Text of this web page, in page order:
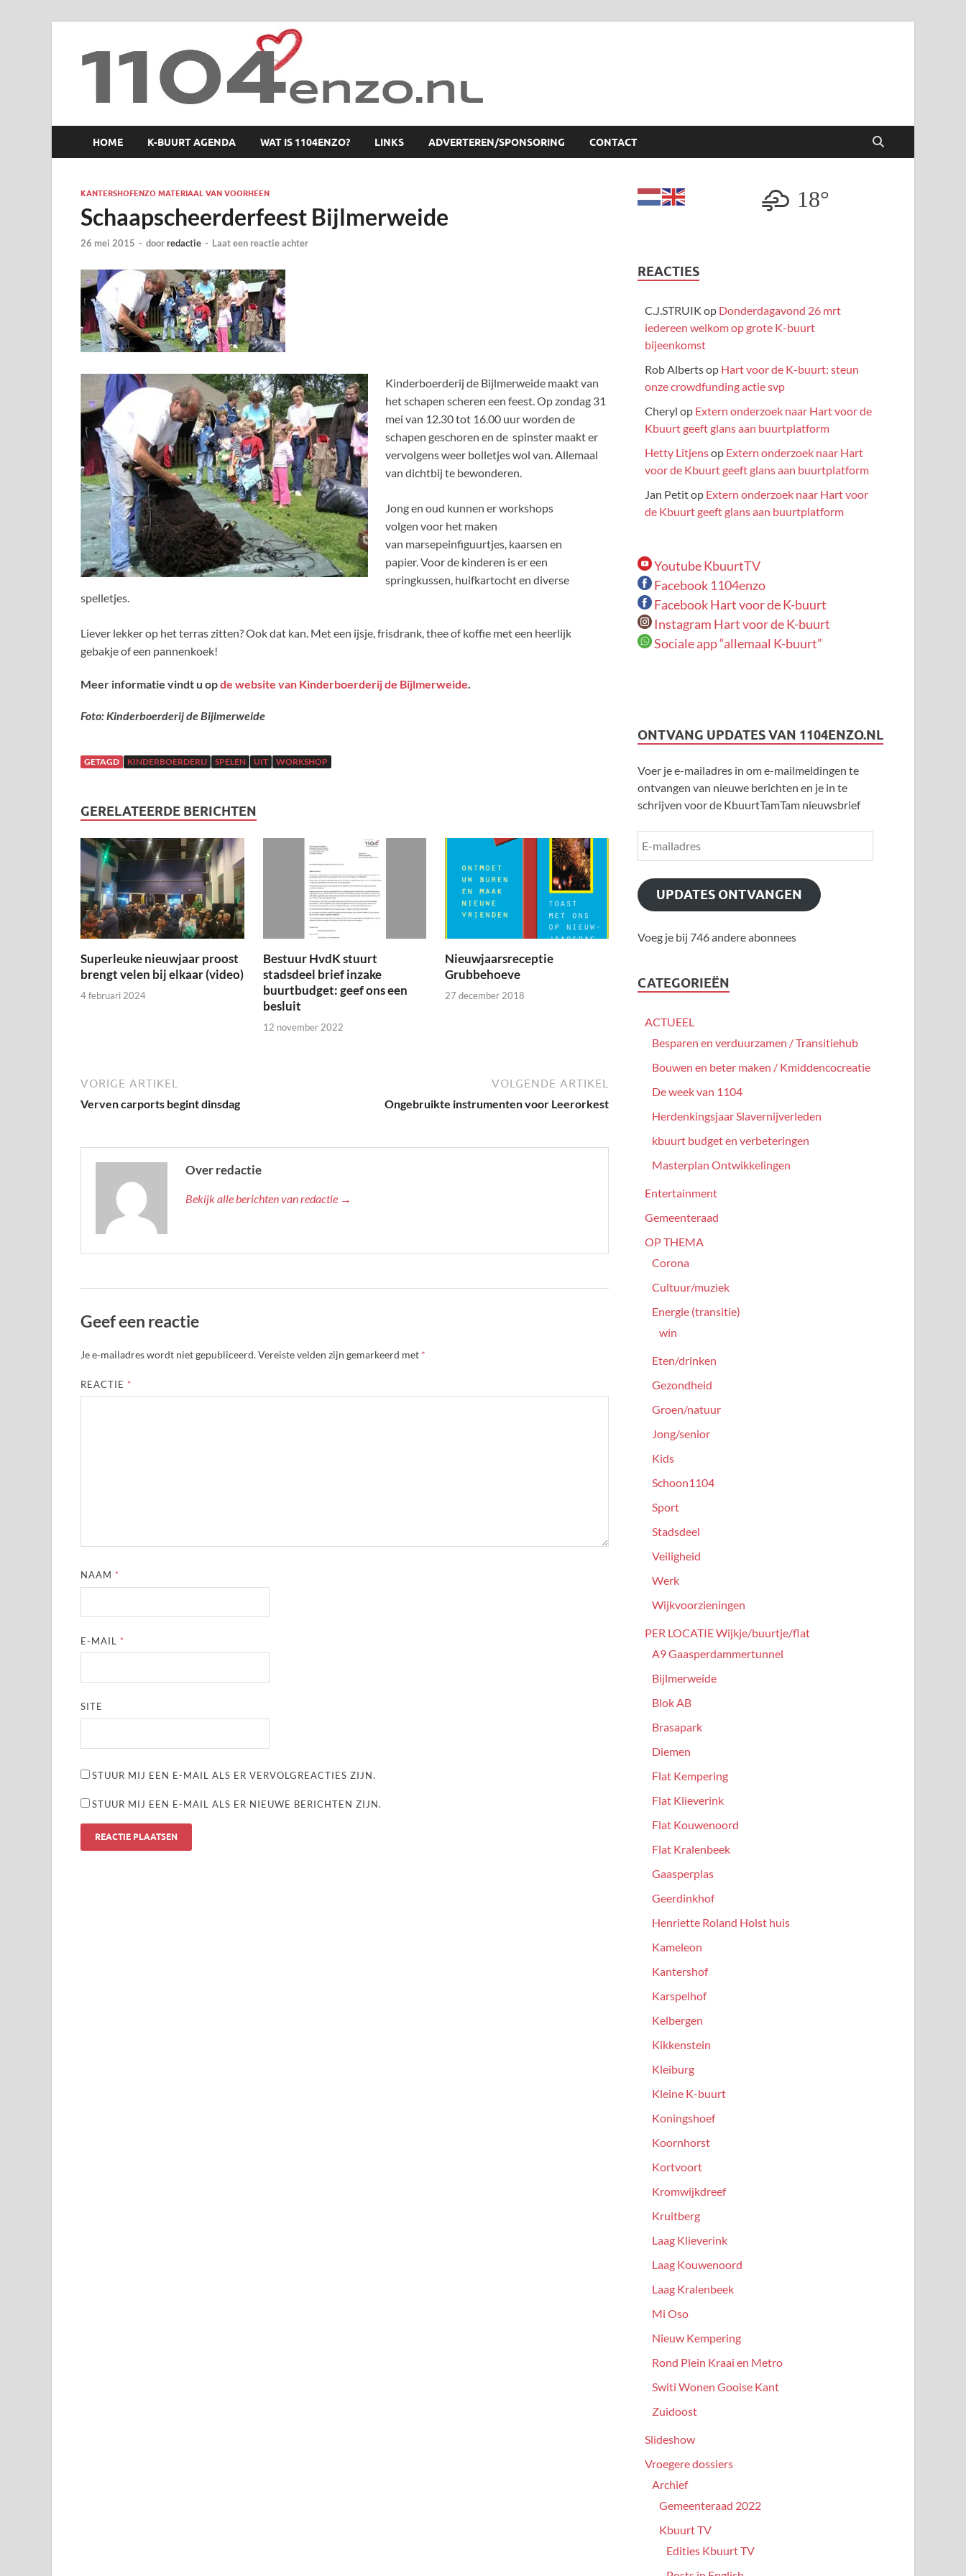
1104 en zo
HOME K-BUURT AGENDA WAT IS 1104ENZO? LINKS ADVERTEREN/SPONSORING CONTACT
KANTERSHOFENZO MATERIAAL VAN VOORHEEN
Schaapscheerderfeest Bijlmerweide
26 mei 2015 - doorredactie - Laat een reactie achter
Kinderboerderij de Bijlmerweide maakt van
het schapen scheren een feest. Op zondag 31
mei van 12.30 tot 16.00 uur worden de
schapen geschoren en de spinster maakt er
vervolgens weer bolletjes wol van. Allemaal
van dichtbij te bewonderen.
Jong en oud kunnen er workshops
volgen voor het maken
van marsepeinfiguurtjes, kaarsen en
papier. Voor de kinderen is er een
springkussen, huifkartocht en diverse
spelletjes.
Liever lekker op het terras zitten? Ook dat kan. Met een ijsje, frisdrank, thee of koffie met een heerlijk
gebakje of een pannenkoek!
Meer informatie vindt u opde website van Kinderboerderij de Bijlmerweide
Foto: Kinderboerderij de Bijlmerweide
GETAGD KINDERBOERDERIJ SPELEN UIT WORKSHOP
GERELATEERDE BERICHTEN
Superleuke nieuwjaar proost
brengt velen bij elkaar (video)
4 februari 2024
Bestuur HvdK stuurt
stadsdeel brief inzake
buurtbudget: geef ons een
besluit
12 november 2022
Nieuwjaarsreceptie
Grubbehoeve
27 december 2018
VORIGE ARTIKEL
Verven carports begint dinsdag
VOLGENDE ARTIKEL
Ongebruikte instrumenten voor Leerorkest
Over redactie
Bekijk alle berichten van redactie →
Geef een reactie
Je e-mailadres wordt niet gepubliceerd.Vereiste velden zijn gemarkeerd met *
REACTIE *
NAAM *
E-MAIL *
SITE
STUUR MIJ EEN E-MAIL ALS ER VERVOLGREACTIES ZIJN.
STUUR MIJ EEN E-MAIL ALS ER NIEUWE BERICHTEN ZIJN.
18°
REACTIES
C.J.STRUIK op Donderdagavond 26 mrt
iedereen welkom op grote K-buurt
bijeenkomst
Rob Albertsop Hart voor de K-buurt: steun
onze crowdfunding actie svp
Cheryl op Extern onderzoek naar Hart voor de
Kbuurt geeft glans aan buurtplatform
Hetty Litjensop Extern onderzoek naar Hart
voor de Kbuurt geeft glans aan buurtplatform
Jan Petitop Extern onderzoek naar Hart voor
de Kbuurt geeft glans aan buurtplatform
Youtube KbuurtTV
Facebook 1104enzo
Facebook Hart voor de K-buurt
Instagram Hart voor de K-buurt
Sociale app “allemaal K-buurt”
ONTVANG UPDATES VAN 1104ENZO.NL
Voer je e-mailadres in om e-mailmeldingen te
ontvangen van nieuwe berichten en je in te
schrijven voor de KbuurtTamTam nieuwsbrief
UPDATES ONTVANGEN
Voeg je bij 746 andere abonnees
CATEGORIEËN
ACTUEEL
Besparen en verduurzamen / Transitiehub
Bouwen en beter maken / Kmiddencocreatie
De week van 1104
Herdenkingsjaar Slavernijverleden
kbuurt budget en verbeteringen
Masterplan Ontwikkelingen
Entertainment
Gemeenteraad
OP THEMA
Corona
Cultuur/muziek
Energie (transitie)
win
Eten/drinken
Gezondheid
Groen/natuur
Jong/senior
Kids
Schoon1104
Sport
Stadsdeel
Veiligheid
Werk
Wijkvoorzieningen
PER LOCATIE Wijkje/buurtje/flat
A9 Gaasperdammertunnel
Bijlmerweide
Blok AB
Brasapark
Diemen
Flat Kempering
Flat Klieverink
Flat Kouwenoord
Flat Kralenbeek
Gaasperplas
Geerdinkhof
Henriette Roland Holst huis
Kameleon
Kantershof
Karspelhof
Kelbergen
Kikkenstein
Kleiburg
Kleine K-buurt
Koningshoef
Koornhorst
Kortvoort
Kromwijkdreef
Kruitberg
Laag Klieverink
Laag Kouwenoord
Laag Kralenbeek
Mi Oso
Nieuw Kempering
Rond Plein Kraai en Metro
Switi Wonen Gooise Kant
Zuidoost
Slideshow
Vroegere dossiers
Archief
Gemeenteraad 2022
Kbuurt TV
Edities Kbuurt TV